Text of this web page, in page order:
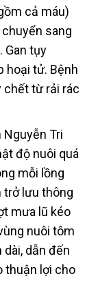
cả máu)
sang
Gan tụy
hoại tử. Bệnh
chết từ rải rác
Nguyễn Tri
độ nuôi quá
mỗi lồng
trở lưu thông
mưa lũ kéo
nuôi tôm
dài, dẫn đến
thuận lợi cho